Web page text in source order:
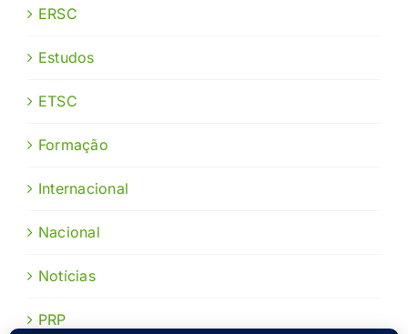
ERSC
Estudos
ETSC
Formação
Internacional
Nacional
Notícias
PRP